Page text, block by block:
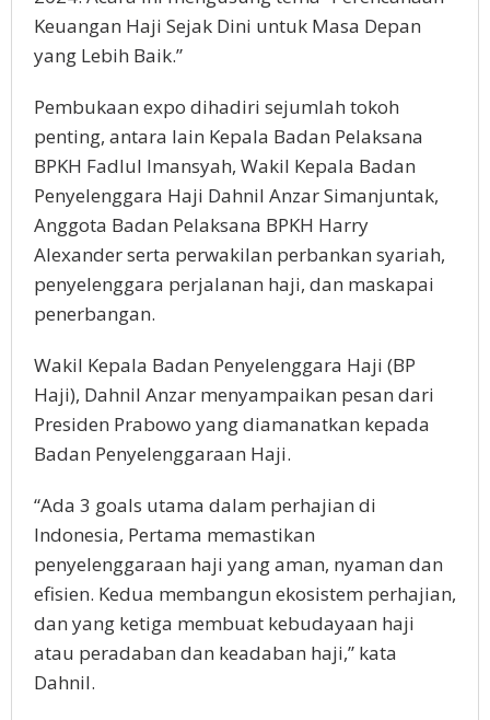
Keuangan Haji Sejak Dini untuk Masa Depan
yang Lebih Baik.”
Pembukaan expo dihadiri sejumlah tokoh
penting, antara lain Kepala Badan Pelaksana
BPKH Fadlul Imansyah, Wakil Kepala Badan
Penyelenggara Haji Dahnil Anzar Simanjuntak,
Anggota Badan Pelaksana BPKH Harry
Alexander serta perwakilan perbankan syariah,
penyelenggara perjalanan haji, dan maskapai
penerbangan.
Wakil Kepala Badan Penyelenggara Haji (BP
Haji), Dahnil Anzar menyampaikan pesan dari
Presiden Prabowo yang diamanatkan kepada
Badan Penyelenggaraan Haji.
“Ada 3 goals utama dalam perhajian di
Indonesia, Pertama memastikan
penyelenggaraan haji yang aman, nyaman dan
efisien. Kedua membangun ekosistem perhajian,
dan yang ketiga membuat kebudayaan haji
atau peradaban dan keadaban haji,” kata
Dahnil.